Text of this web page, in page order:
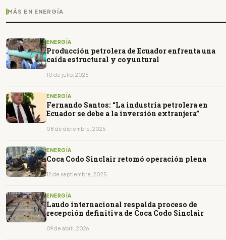
MÁS EN ENERGÍA
ENERGÍA
Producción petrolera de Ecuador enfrenta una
caída estructural y coyuntural
10 de julio, 2025
ENERGÍA
Fernando Santos: “La industria petrolera en
Ecuador se debe a la inversión extranjera”
08 de diciembre, 2025
ENERGÍA
Coca Codo Sinclair retomó operación plena
12 de septiembre, 2025
ENERGÍA
Laudo internacional respalda proceso de
recepción definitiva de Coca Codo Sinclair
09 de abril, 2026